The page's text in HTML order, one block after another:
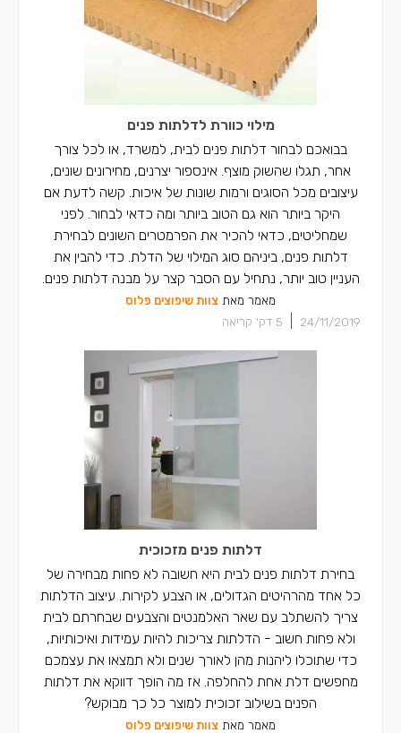
מילוי כוורת לדלתות פנים
בבואכם לבחור דלתות פנים לבית, למשרד, או לכל צורך
אחר, תגלו שהשוק מוצף. אינספור יצרנים, מחירונים שונים,
עיצובים מכל הסוגים ורמות שונות של איכות. קשה לדעת אם
היקר ביותר הוא גם הטוב ביותר ומה כדאי לבחור. לפני
שמחליטים, כדאי להכיר את הפרמטרים השונים לבחירת
דלתות פנים, ביניהם סוג המילוי של הדלת. כדי להבין את
העניין טוב יותר, נתחיל עם הסבר קצר על מבנה דלתות פנים.
מאמר מאת צוות שיפוצים פלוס
24/11/2019
5 דק' קריאה
דלתות פנים מזכוכית
בחירת דלתות פנים לבית היא חשובה לא פחות מבחירה של
כל אחד מהרהיטים הגדולים, או הצבע לקירות. עיצוב הדלתות
צריך להשתלב עם שאר האלמנטים והצבעים שבחרתם לבית
ולא פחות חשוב - הדלתות צריכות להיות עמידות ואיכותיות,
כדי שתוכלו ליהנות מהן לאורך שנים ולא תמצאו את עצמכם
מחפשים דלת אחת להחלפה. אז מה הופך דווקא את דלתות
הפנים בשילוב זכוכית למוצר כל כך מבוקש?
מאמר מאת צוות שיפוצים פלוס